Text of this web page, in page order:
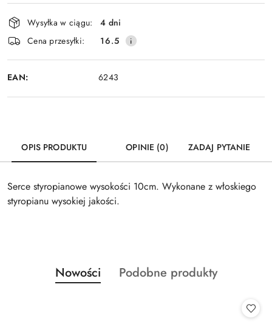
Dostępność
i
dostawa
Wysyłka w ciągu:
4 dni
Cena przesyłki:
16.5
EAN: 6243
OPIS PRODUKTU OPINIE (0) ZADAJ PYTANIE
Serce styropianowe wysokości 10cm. Wykonane z włoskiego
styropianu wysokiej jakości.
Pomiń karuzelę produktów
Produkty
o
Nowości
Produkty
Podobne produkty